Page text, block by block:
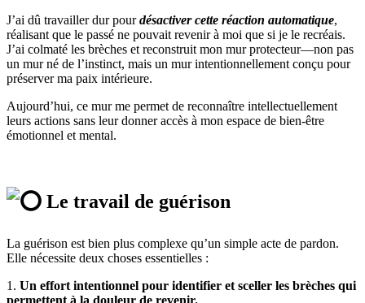
J’ai dû travailler dur pourdésactiver cette réaction automatique,
réalisant que le passé ne pouvait revenir à moi que si je le recréais.
J’ai colmaté les brèches et reconstruit mon mur protecteur—non pas
un mur né de l’instinct, mais un mur intentionnellement conçu pour
préserver ma paix intérieure.
Aujourd’hui, ce mur me permet de reconnaître intellectuellement
leurs actions sans leur donner accès à mon espace de bien-être
émotionnel et mental.
Le travail de guérison
La guérison est bien plus complexe qu’un simple acte de pardon.
Elle nécessite deux choses essentielles :
1. Un effort intentionnel pour identifier et sceller les brèches qui
permettent à la douleur de revenir.